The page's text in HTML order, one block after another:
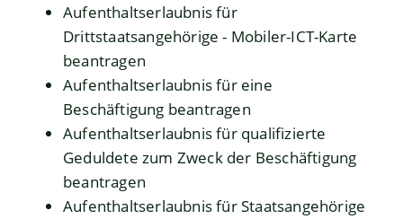
Aufenthaltserlaubnis für
Drittstaatsangehörige - Mobiler-ICT-Karte
beantragen
Aufenthaltserlaubnis für eine
Beschäftigung beantragen
Aufenthaltserlaubnis für qualifizierte
Geduldete zum Zweck der Beschäftigung
beantragen
Aufenthaltserlaubnis für Staatsangehörige